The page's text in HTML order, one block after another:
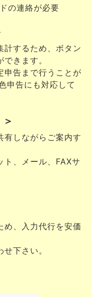
の連絡が必要
するため、ボタン
きます。
告まで行うことが
申告にも対応して
しながらご案内す
、メール、FAXサ
、入力代行を安価
下さい。